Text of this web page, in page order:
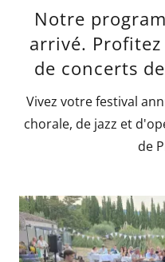
Notre
arrivé.
de concerts
Vivez votre festival
chorale, de jazz et
de